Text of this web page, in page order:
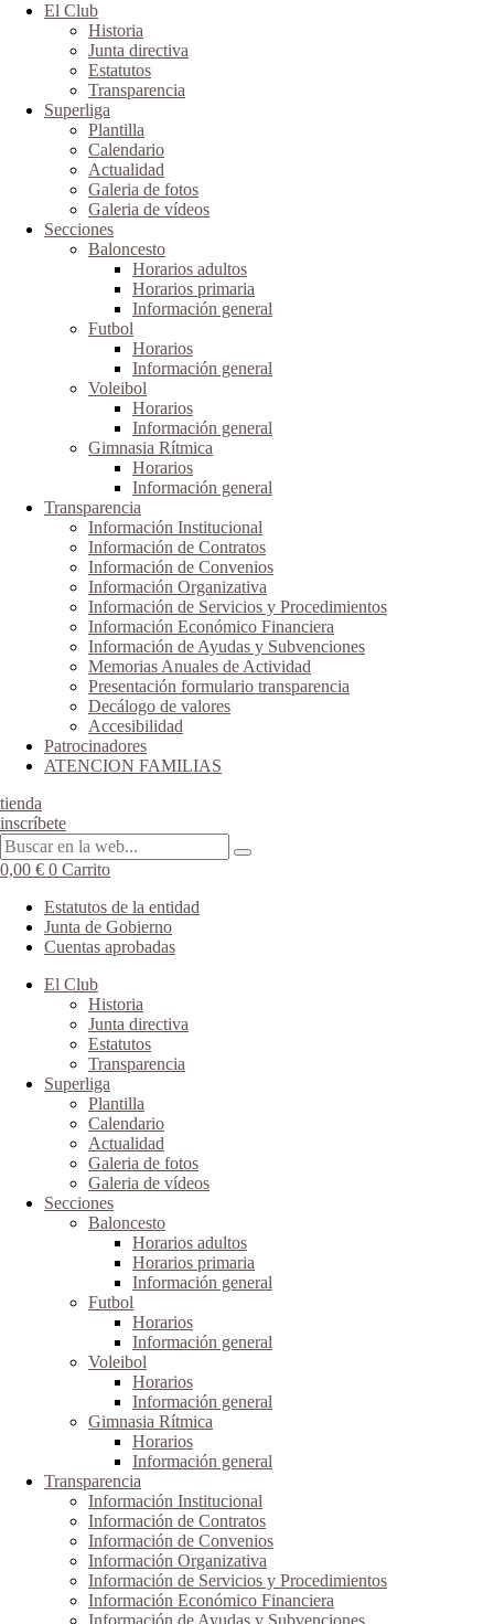
El Club
Historia
Junta directiva
Estatutos
Transparencia
Superliga
Plantilla
Calendario
Actualidad
Galeria de fotos
Galeria de vídeos
Secciones
Baloncesto
Horarios adultos
Horarios primaria
Información general
Futbol
Horarios
Información general
Voleibol
Horarios
Información general
Gimnasia Rítmica
Horarios
Información general
Transparencia
Información Institucional
Información de Contratos
Información de Convenios
Información Organizativa
Información de Servicios y Procedimientos
Información Económico Financiera
Información de Ayudas y Subvenciones
Memorias Anuales de Actividad
Presentación formulario transparencia
Decálogo de valores
Accesibilidad
Patrocinadores
ATENCION FAMILIAS
tienda
inscríbete
0,00 € 0 Carrito
Estatutos de la entidad
Junta de Gobierno
Cuentas aprobadas
El Club
Historia
Junta directiva
Estatutos
Transparencia
Superliga
Plantilla
Calendario
Actualidad
Galeria de fotos
Galeria de vídeos
Secciones
Baloncesto
Horarios adultos
Horarios primaria
Información general
Futbol
Horarios
Información general
Voleibol
Horarios
Información general
Gimnasia Rítmica
Horarios
Información general
Transparencia
Información Institucional
Información de Contratos
Información de Convenios
Información Organizativa
Información de Servicios y Procedimientos
Información Económico Financiera
Información de Ayudas y Subvenciones